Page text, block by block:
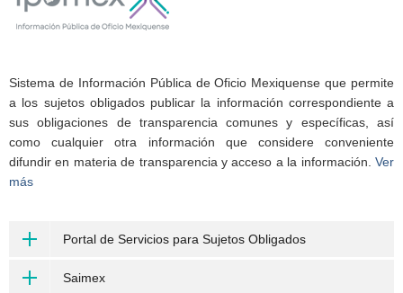
Sistema de Información Pública de Oficio Mexiquense que permite
a los sujetos obligados publicar la información correspondiente a
sus obligaciones de transparencia comunes y específicas, así
como cualquier otra información que considere conveniente
difundir en materia de transparencia y acceso a la información. Ver
más
Portal de Servicios para Sujetos Obligados
Saimex